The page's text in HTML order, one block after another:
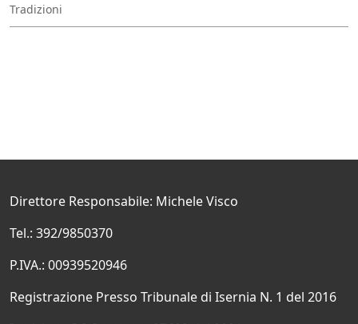
Tradizioni
Direttore Responsabile: Michele Visco
Tel.: 392/9850370
P.IVA.: 00939520946
Registrazione Presso Tribunale di Isernia N. 1 del 2016